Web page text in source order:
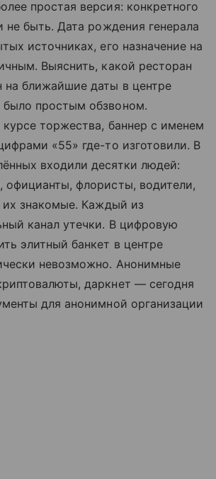
простая версия: конкретного
не быть. Дата рождения генерала
источниках, его назначение на
Выяснить, какой ресторан
на ближайшие даты в центре
простым обзвоном.
торжества, баннер с именем
«55» где-то изготовили. В
входили десятки людей:
официанты, флористы, водители,
их знакомые. Каждый из
канал утечки. В цифровую
элитный банкет в центре
невозможно. Анонимные
даркнет — сегодня
для анонимной организации